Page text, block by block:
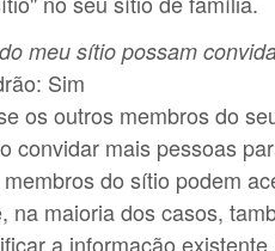
meu sítio possam
Sim
os outros membros do
convidar mais pessoas
do sítio podem
na maioria dos casos,
a informação